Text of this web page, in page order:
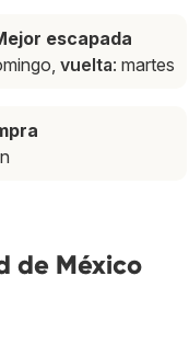
escapada
vuelta: martes
de México